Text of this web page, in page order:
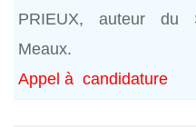
PRIEUX, auteur du
Meaux.
Appel à candidature